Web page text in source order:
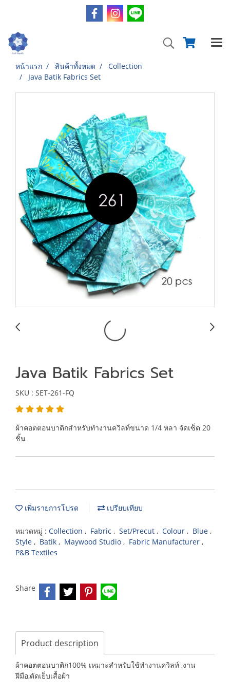
หน้าแรก สินค้าทั้งหมด
Collection
Java Batik Fabrics Set
Java Batik Fabrics Set
SKU : SET-261-FQ
ผ้าคอตตอนบาติกสำหรับทำงานควิลท์ขนาด 1/4 หลา จัดเซ็ต 20
ชิ้น
เพิ่มรายการโปรด เปรียบเทียบ
หมวดหมู่ : Collection , Fabric , Set/Precut , Colour , Blue ,
Style , Batik , Maywood Studio , Fabric Manufacturer ,
P&B Textiles
Share
Product description
ผ้าคอตตอนบาติก100% เหมาะสำหรับใช้ทำงานควิลท์ ,งาน
ฝีมือ,ตัดเย็บเสื้อผ้า